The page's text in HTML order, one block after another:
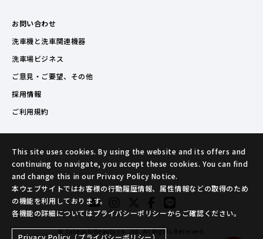
お問い合わせ
洗車機と洗車関連機器
洗車場ビジネス
ご意見・ご要望、その他
採用情報
ご利用規約
© TakeuchiBeauty co.,ltd. All Rights Reserved.
This site uses cookies. By using the website and its offers and
continuing to navigate, you accept these cookies. You can find
and change this in our Privacy Policy Notice.
本ウェブサイトではお客様の行動履歴情報、属性情報などの取得のため
の機能を利用しております。
各機能の詳細についてはプライバシーポリシーからご確認ください。
Privacy Policy（プライバシーポリシー）